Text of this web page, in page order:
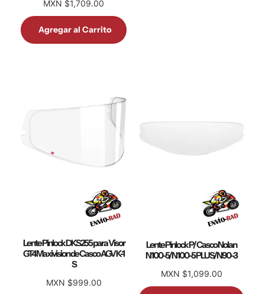
MXN $1,709.00
Agregar al Carrito
Lente Pinlock DKS255 para Visor
GT4 Maxivision de Casco AGV K-1
S
MXN $999.00
Lente Pinlock P/ Casco Nolan
N100-5/N100-5 PLUS/N90-3
MXN $1,099.00